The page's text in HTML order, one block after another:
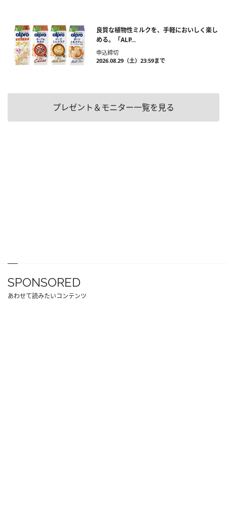
良質な植物性ミルクを、手軽においしく楽し
める。「ALP...
申込締切
2026.08.29（土）23:59まで
プレゼント＆モニター一覧を見る
SPONSORED
あわせて読みたいコンテンツ